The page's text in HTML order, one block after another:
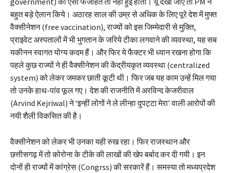
बहुत बड़े ऐलान किये। अठारह साल की उम्र से अधिक के लिए पूरे देश में मुफ्त
वैक्सीनेशन (free vaccination), राज्यों को इस जिम्मेदारी से मुक्ति,
प्राइवेट अस्पतालों में भी भुगतान के जरिये टीका लगवाने की व्यवस्था, यह सब
यकीनन स्वागत योग्य कदम हैं। और फिर ये फैक्टर भी ध्यान रखना होगा कि
पहले कुछ राज्यों ने ही वैक्सीनेशन की केंद्रीयकृत व्यवस्था (centralized
system) को लेकर जमकर छाती कूटी थी। फिर जब यह काम उन्हें मिल गया
तो उनके हाथ-पांव फूल गए। देश की राजनीति में अरविन्द केजरीवाल
(Arvind Kejriwal) ने ‘इन्हीं लोगों ने ले लीन्हा दुपट्टा मेरा’ वाली आरोपों की
नयी शैली विकसित की है।
वैक्सीनेशन को लेकर भी उनका यही रुख रहा। फिर राजस्थान और
छत्तीसगढ़ में तो कोरोना के टीके की लाखों की खेप बर्बाद कर दी गयी। इन
दोनों ही राज्यों में कांग्रेस (Congrss) की सरकारें हैं। समस्या तो मध्यप्रदेश